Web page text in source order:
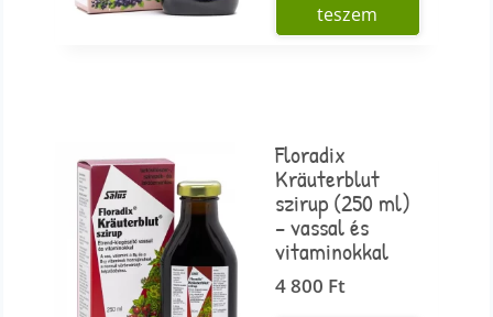
teszem
Floradix
Kräuterblut
szirup (250 ml)
– vassal és
vitaminokkal
4 800 Ft